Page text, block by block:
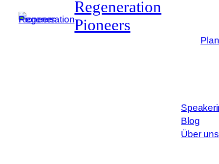
Regeneration
Pioneers
Blog
Über uns